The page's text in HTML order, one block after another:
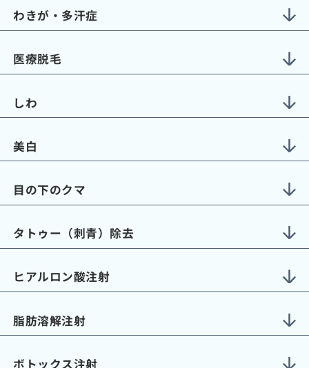
わきが・多汗症
医療脱毛
しわ
美白
目の下のクマ
タトゥー（刺青）除去
ヒアルロン酸注射
脂肪溶解注射
ボトックス注射